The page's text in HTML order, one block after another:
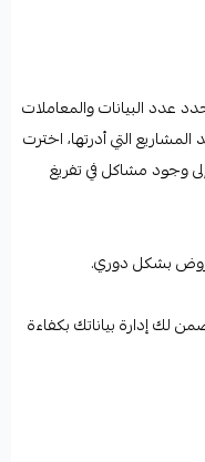
عدد البيانات والمعاملات
التي أدرتها، اخترت
وجود مشاكل في تفريغ
بشكل دوري.
لك إدارة بياناتك بكفاءة